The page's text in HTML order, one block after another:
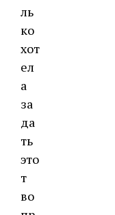
ль
ко
хот
ел
а
за
да
ть
это
т
во